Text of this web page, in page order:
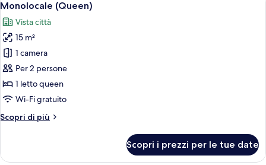
tutte
le
foto
per
Monolocale
(Queen)
5
Monolocale (Queen)
Vista città
15 m²
1 camera
Per 2 persone
1 letto queen
Wi-Fi gratuito
Scopri di più
Altri
(Queen)
Scopri i prezzi per le tue date